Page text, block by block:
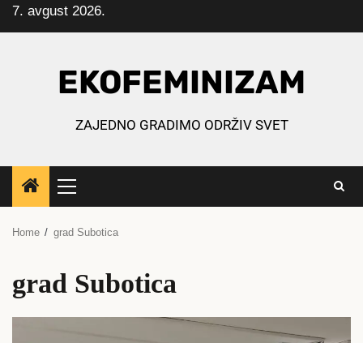
Skip
to
7. avgust 2026.
EKOFEMINIZAM
ZAJEDNO GRADIMO ODRŽIV SVET
Primary
Menu
Home grad Subotica
grad Subotica